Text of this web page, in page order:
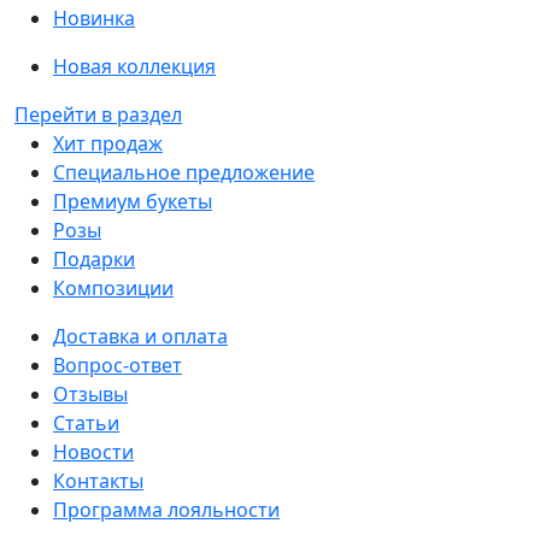
Новинка
Новая коллекция
Перейти в раздел
Хит продаж
Специальное предложение
Премиум букеты
Розы
Подарки
Композиции
Доставка и оплата
Вопрос-ответ
Отзывы
Статьи
Новости
Контакты
Программа лояльности